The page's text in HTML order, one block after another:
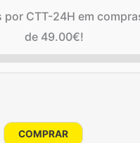
por CTT-24H em
de 49.00€!
COMPRAR